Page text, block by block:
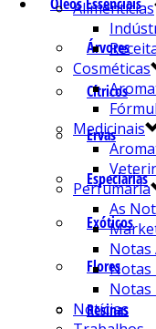
Árvores
Cítricos
Ervas
Especiarias
Exóticos
Flores
Resinas
Alimentícias
Cosméticas
Medicinais
Perfumaria
As
Notas
Notas
Notas
Notícias